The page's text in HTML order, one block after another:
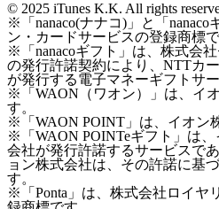
© 2025 iTunes K.K. All rights
※「nanaco(ナナコ)」と「
ン・カードサービスの登録商標で
※「nanacoギフト」は、株式会
の発行許諾契約により、NTTカ
が発行する電子マネーギフトサー
※「WAON（ワオン）」は、イ
す。
※「WAON POINT」は、イオン
※「WAON POINTeギフト」は
会社が発行許諾するサービスで
ョン株式会社は、その許諾に基
す。
※「Ponta」は、株式会社ロイヤ